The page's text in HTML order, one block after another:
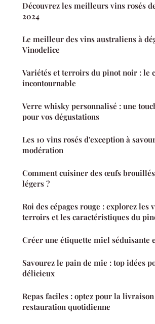
Découvrez les meilleurs vins rosés
2024
Le meilleur des vins australiens à
Vinodelice
Variétés et terroirs du pinot noir : le
incontournable
Verre whisky personnalisé : une
pour vos dégustations
Les 10 vins rosés d'exception à
modération
Comment cuisiner des œufs
légers ?
Roi des cépages rouge : explorez les
terroirs et les caractéristiques du
Créer une étiquette miel séduisante
Savourez le pain de mie : top idées
délicieux
Repas faciles : optez pour la livraison
restauration quotidienne